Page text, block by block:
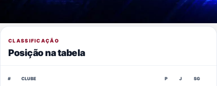
CLASSIFICAÇÃO
Posição na tabela
# CLUBE P J SG